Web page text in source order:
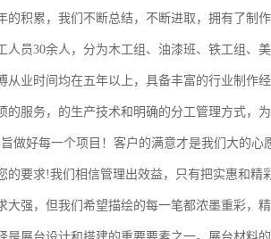
的积累，我们不断总结，不断进取，拥有了制
人员30余人，分为木工组、油漆班、铁工组、
从业时间均在五年以上，具备丰富的行业制作
的服务，的生产技术和明确的分工管理方式，
旨做好每一个项目！客户的满意才是我们大的
的要求!我们相信管理出效益，只有把实惠和精
大强，但我们希望描绘的每一笔都浓墨重彩，